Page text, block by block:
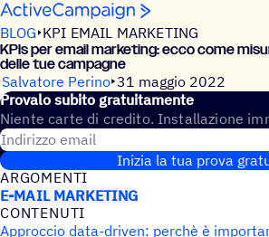
Salta al contenuto
BLOG KPI EMAIL MARKETING
KPIs per email marke­ting: ecco come
delle tue campagne
Salvatore Perino 31 maggio 2022
Provalo subito gratuitamente
Niente carte di credito. Installazione
Indirizzo email
Inizia la tua prova
ARGO­MENTI
E-MAIL MARKETING
CONTE­NUTI
Approccio data-driven: perchè è